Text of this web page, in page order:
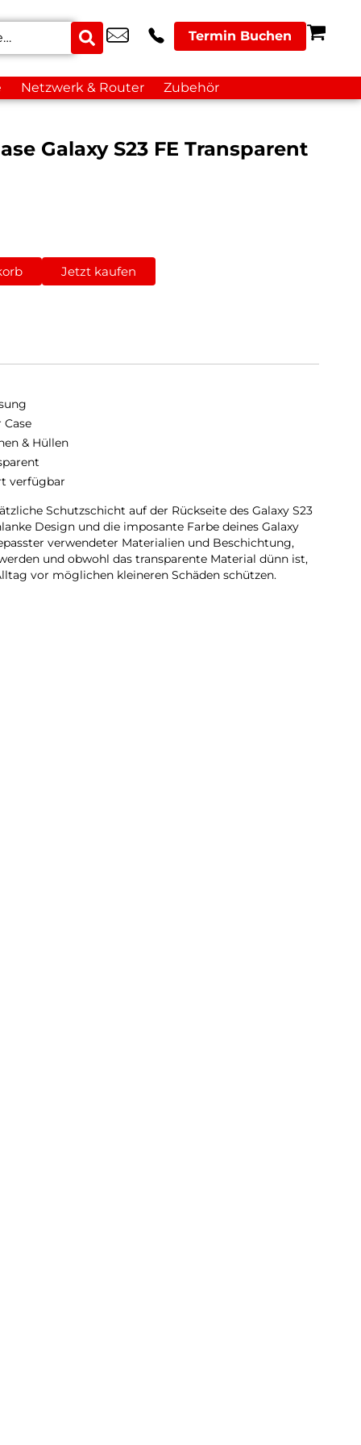
Termin Buchen
Netzwerk & Router Zubehör
Galaxy S23 FE Transparent
Jetzt kaufen
Case
& Hüllen
verfügbar
Schutzschicht auf der Rückseite des Galaxy S23
Design und die imposante Farbe deines Galaxy
verwendeter Materialien und Beschichtung,
und obwohl das transparente Material dünn ist,
vor möglichen kleineren Schäden schützen.